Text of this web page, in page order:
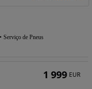
Serviço de Pneus
1 999 EUR